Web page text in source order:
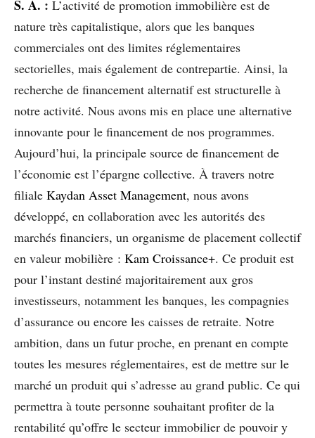
S. A. : L’activité de promotion immobilière est de
nature très capitalistique, alors que les banques
commerciales ont des limites réglementaires
sectorielles, mais également de contrepartie. Ainsi, la
recherche de financement alternatif est structurelle à
notre activité. Nous avons mis en place une alternative
innovante pour le financement de nos programmes.
Aujourd’hui, la principale source de financement de
l’économie est l’épargne collective. À travers notre
filiale Kaydan Asset Management, nous avons
développé, en collaboration avec les autorités des
marchés financiers, un organisme de placement collectif
en valeur mobilière : Kam Croissance+. Ce produit est
pour l’instant destiné majoritairement aux gros
investisseurs, notamment les banques, les compagnies
d’assurance ou encore les caisses de retraite. Notre
ambition, dans un futur proche, en prenant en compte
toutes les mesures réglementaires, est de mettre sur le
marché un produit qui s’adresse au grand public. Ce qui
permettra à toute personne souhaitant profiter de la
rentabilité qu’offre le secteur immobilier de pouvoir y